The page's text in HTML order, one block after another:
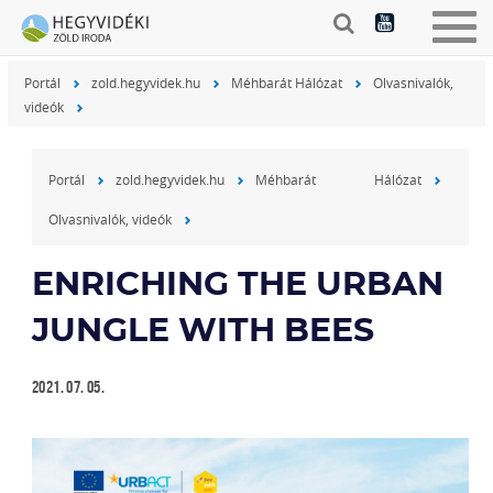
Portál zold.hegyvidek.hu Méhbarát Hálózat
Olvasnivalók,
videók
Portál zold.hegyvidek.hu Méhbarát Hálózat
Olvasnivalók, videók
ENRICHING THE URBAN
JUNGLE WITH BEES
2021. 07. 05.